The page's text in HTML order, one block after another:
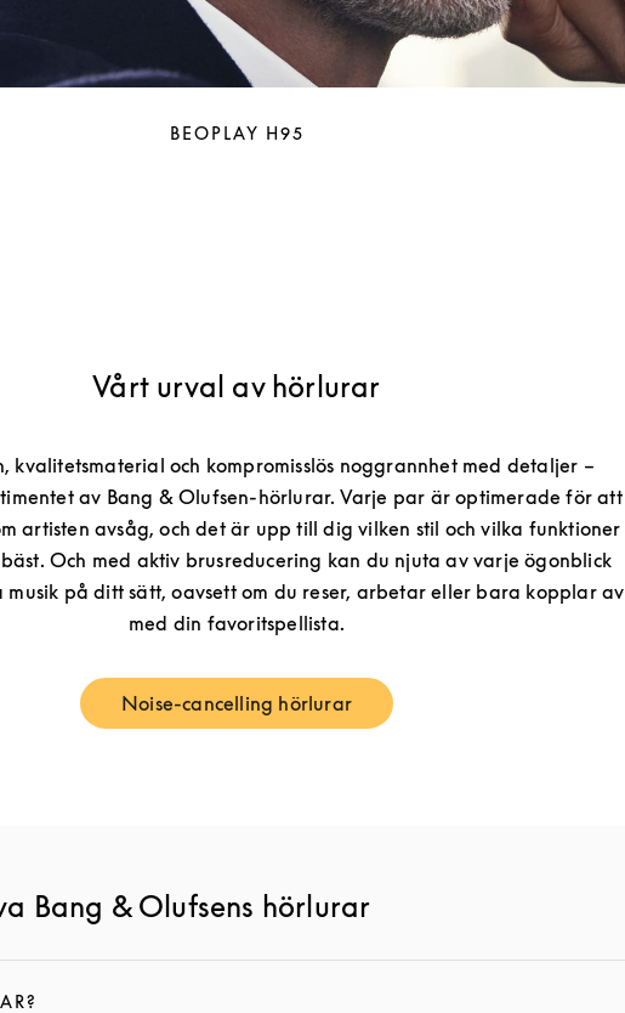
BEOPLAY H95
Vårt urval av hörlurar
kvalitetsmaterial och kompromisslös noggrannhet med detaljer –
av Bang & Olufsen-hörlurar. Varje par är optimerade för att
artisten avsåg, och det är upp till dig vilken stil och vilka funktioner
Och med aktiv brusreducering kan du njuta av varje ögonblick
musik på ditt sätt, oavsett om du reser, arbetar eller bara kopplar av
med din favoritspellista.
Noise-cancelling hörlurar
Link Opens in New Tab
Bang & Olufsens hörlurar